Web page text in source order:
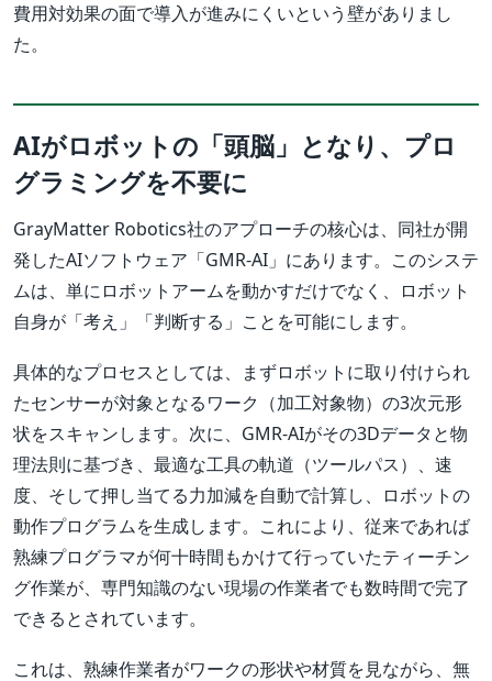
費用対効果の面で導入が進みにくいという壁がありまし
た。
AIがロボットの「頭脳」となり、プロ
グラミングを不要に
GrayMatter Robotics社のアプローチの核心は、同社が開
発したAIソフトウェア「GMR-AI」にあります。このシステ
ムは、単にロボットアームを動かすだけでなく、ロボット
自身が「考え」「判断する」ことを可能にします。
具体的なプロセスとしては、まずロボットに取り付けられ
たセンサーが対象となるワーク（加工対象物）の3次元形
状をスキャンします。次に、GMR-AIがその3Dデータと物
理法則に基づき、最適な工具の軌道（ツールパス）、速
度、そして押し当てる力加減を自動で計算し、ロボットの
動作プログラムを生成します。これにより、従来であれば
熟練プログラマが何十時間もかけて行っていたティーチン
グ作業が、専門知識のない現場の作業者でも数時間で完了
できるとされています。
これは、熟練作業者がワークの形状や材質を見ながら、無